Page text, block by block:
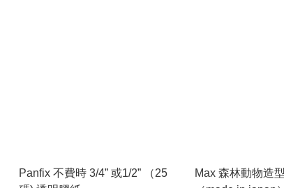
Panfix 不費時 3/4” 或1/2” （25
Max 森林動物造